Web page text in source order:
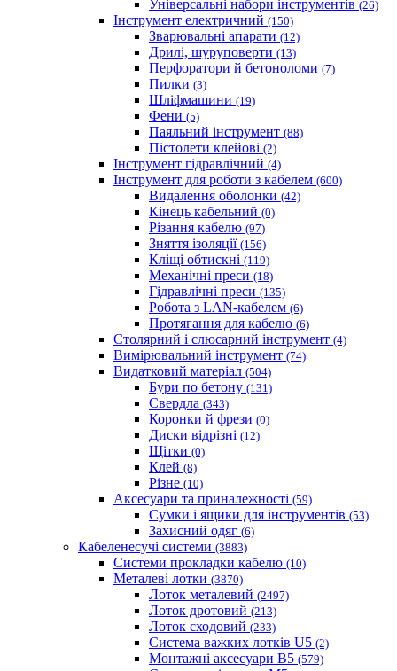
Універсальні набори інструментів (26)
Інструмент електричний (150)
Зварювальні апарати (12)
Дрилі, шуруповерти (13)
Перфоратори й бетоноломи (7)
Пилки (3)
Шліфмашини (19)
Фени (5)
Паяльний інструмент (88)
Пістолети клейові (2)
Інструмент гідравлічний (4)
Інструмент для роботи з кабелем (600)
Видалення оболонки (42)
Кінець кабельний (0)
Різання кабелю (97)
Зняття ізоляції (156)
Кліщі обтискні (119)
Механічні преси (18)
Гідравлічні преси (135)
Робота з LAN-кабелем (6)
Протягання для кабелю (6)
Столярний і слюсарний інструмент (4)
Вимірювальний інструмент (74)
Видатковий матеріал (504)
Бури по бетону (131)
Свердла (343)
Коронки й фрези (0)
Диски відрізні (12)
Щітки (0)
Клей (8)
Різне (10)
Аксесуари та приналежності (59)
Cумки і ящики для інструментів (53)
Захисний одяг (6)
Кабеленесучі системи (3883)
Системи прокладки кабелю (10)
Металеві лотки (3870)
Лоток металевий (2497)
Лоток дротовий (213)
Лоток сходовий (233)
Система важких лотків U5 (2)
Монтажні аксесуари B5 (579)